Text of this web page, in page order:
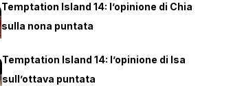
Temptation Island 14: l’opinione di Chia
sulla nona puntata
Temptation Island 14: l’opinione di Isa
sull’ottava puntata